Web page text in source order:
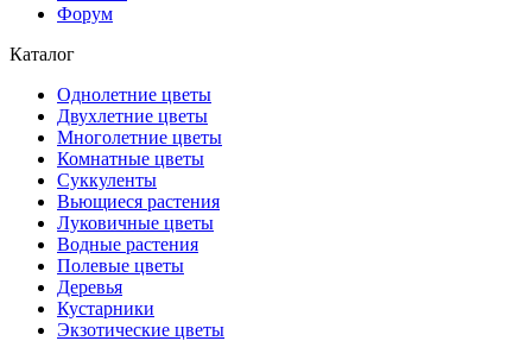
Форум
Каталог
Однолетние цветы
Двухлетние цветы
Многолетние цветы
Комнатные цветы
Суккуленты
Вьющиеся растения
Луковичные цветы
Водные растения
Полевые цветы
Деревья
Кустарники
Экзотические цветы